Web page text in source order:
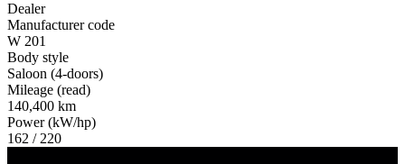
Dealer
Manufacturer code
W 201
Body style
Saloon (4-doors)
Mileage (read)
140,400 km
Power (kW/hp)
162 / 220